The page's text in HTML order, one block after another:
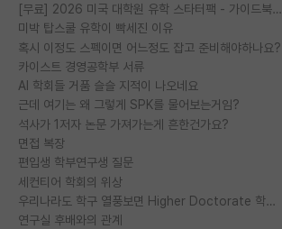
[무료] 2026 미국 대학원 유학 스타터팩 - 가이드북 & 합격자 컨택메일 템플릿
미박 탑스쿨 유학이 빡세진 이유
혹시 이정도 스펙이면 어느정도 잡고 준비해야하나요?
카이스트 경영공학부 서류
AI 학회들 거품 슬슬 지적이 나오네요
근데 여기는 왜 그렇게 SPK를 물어보는거임?
석사가 1저자 논문 가져가는게 흔한건가요?
면접 복장
편입생 학부연구생 질문
세컨티어 학회의 위상
우리나라도 학구 열풍보면 Higher Doctorate 학위가 필요하다고 봅니다.
연구실 후배와의 관계